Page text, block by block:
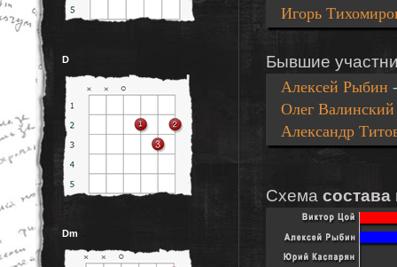
Игорь
Бывшие
Алексей Рыбин
Олег
Александр
Схема
D
Dm